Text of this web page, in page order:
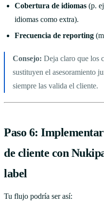
Cobertura de idiomas (p.
idiomas como extra).
Frecuencia de reporting
Consejo: Deja claro que los
sustituyen el asesoramiento
siempre las valida el cliente.
Paso 6:
de cliente con
label
Tu flujo podría ser así: